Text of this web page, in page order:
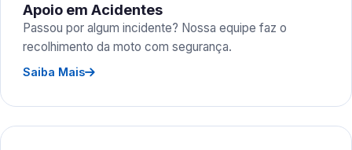
Apoio em Acidentes
Passou por algum incidente? Nossa equipe faz o
recolhimento da moto com segurança.
Saiba Mais